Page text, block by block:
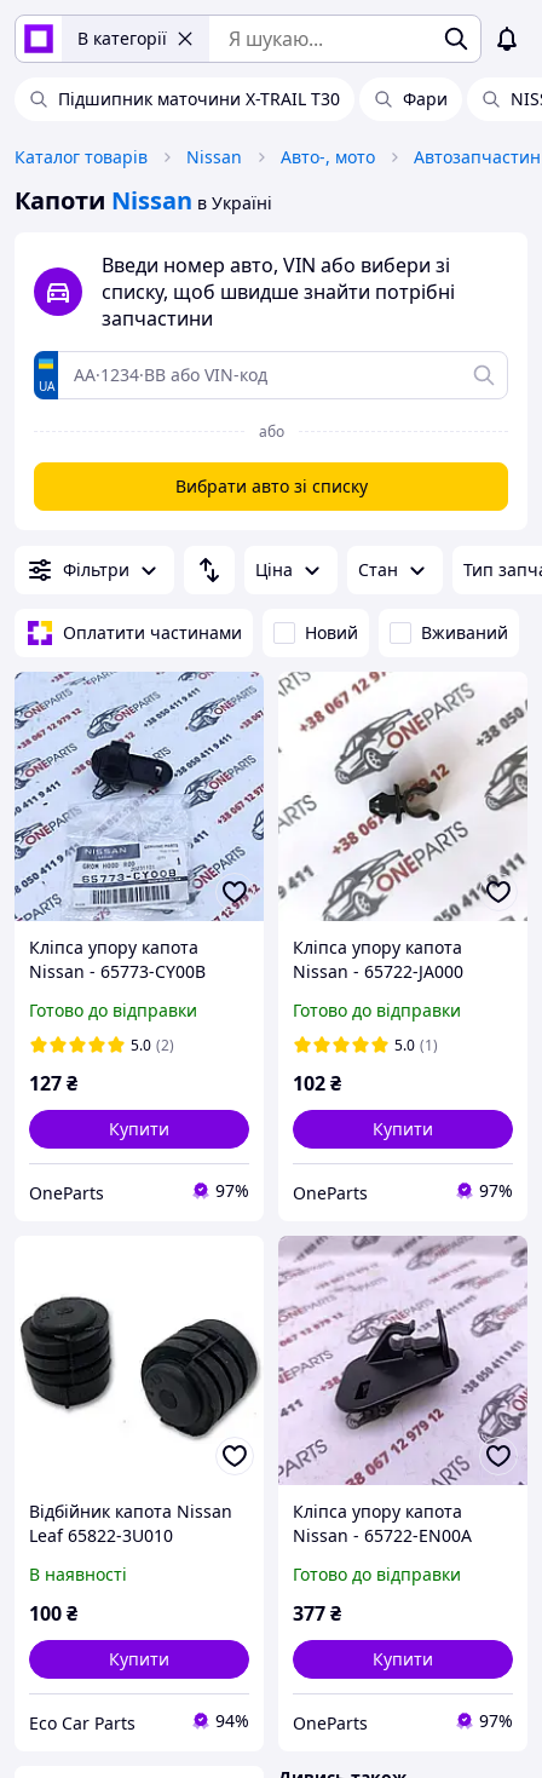
В категорії
Підшипник маточини X-TRAIL T30 Фари
Каталог товарів Nissan Авто-, мото
Капоти Nissan в Україні
Введи номер авто, VIN або вибери зі
списку, щоб швидше знайти потрібні
запчастини
UA
або
Вибрати авто зі списку
Фільтри Ціна Стан Тип
Оплатити частинами Новий Вживаний
Кліпса упору капота
Nissan - 65773-CY00B
Готово до відправки
5.0 (2)
127₴
Купити
OneParts 97%
Кліпса упору капота
Nissan - 65722-JA000
Готово до відправки
5.0 (1)
102₴
Купити
OneParts 97%
Відбійник капота Nissan
Leaf 65822-3U010
В наявності
100₴
Купити
Eco Car Parts 94%
Кліпса упору капота
Nissan - 65722-EN00A
Готово до відправки
377₴
Купити
OneParts 97%